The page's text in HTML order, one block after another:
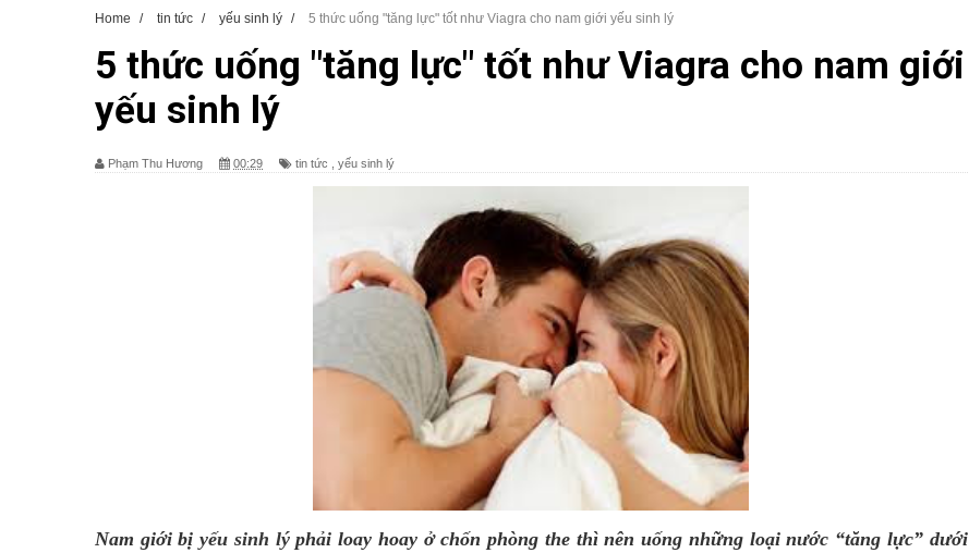
Home / tin tức / yếu sinh lý / 5 thức uống "tăng lực" tốt như Viagra cho nam giới yếu sinh lý
5 thức uống "tăng lực" tốt như Viagra cho nam giới
yếu sinh lý
Phạm Thu Hương 00:29 tin tức yếu sinh lý
Nam giới bịyếu sinh lýphải loay hoay ở chốn phòng the thì nên uống những loại nước “tăng lực” dưới